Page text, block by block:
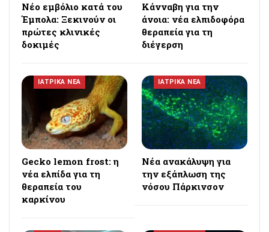
Νέο εμβόλιο κατά του
Έμπολα: Ξεκινούν οι
πρώτες κλινικές
δοκιμές
Κάνναβη για την
άνοια: νέα ελπιδοφόρα
θεραπεία για τη
διέγερση
ΙΑΤΡΙΚΑ ΝΕΑ
Gecko lemon frost: η
νέα ελπίδα για τη
θεραπεία του
καρκίνου
ΙΑΤΡΙΚΑ ΝΕΑ
Νέα ανακάλυψη για
την εξάπλωση της
νόσου Πάρκινσον